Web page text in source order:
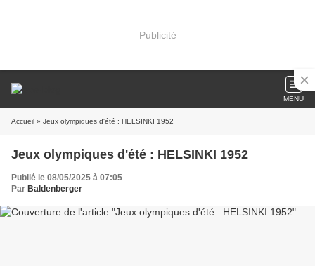
Publicité
MENU
Accueil » Jeux olympiques d'été : HELSINKI 1952
Jeux olympiques d'été : HELSINKI 1952
Publié le 08/05/2025 à 07:05
Par Baldenberger